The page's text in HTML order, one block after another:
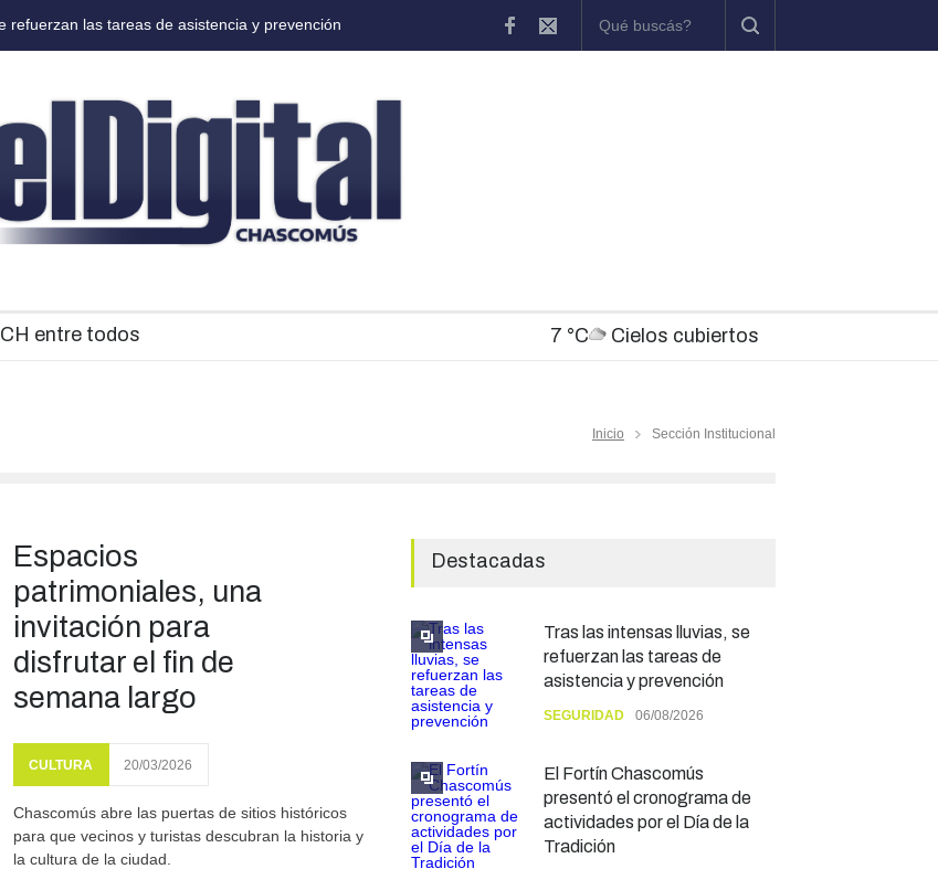
CH entre todos 7 °C Cielos cubiertos
Inicio Sección Institucional
Espacios
patrimoniales, una
invitación para
disfrutar el fin de
semana largo
CULTURA 20/03/2026
Chascomús abre las puertas de sitios históricos
para que vecinos y turistas descubran la historia y
la cultura de la ciudad.
Destacadas
Tras las intensas lluvias, se
refuerzan las tareas de
asistencia y prevención
SEGURIDAD 06/08/2026
El Fortín Chascomús
presentó el cronograma de
actividades por el Día de la
Tradición